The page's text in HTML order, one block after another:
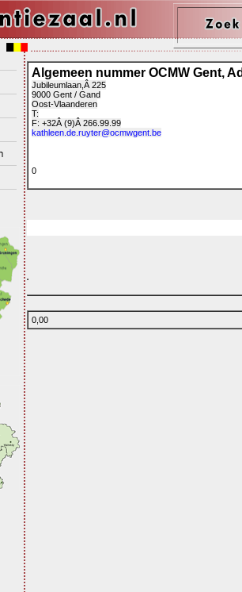
Algemeen nummer OCMW Gent,
Jubileumlaan,Â 225
9000 Gent / Gand
Oost-Vlaanderen
T:
F: +32Â (9)Â 266.99.99
kathleen.de.ruyter@ocmwgent.be
0
0,00